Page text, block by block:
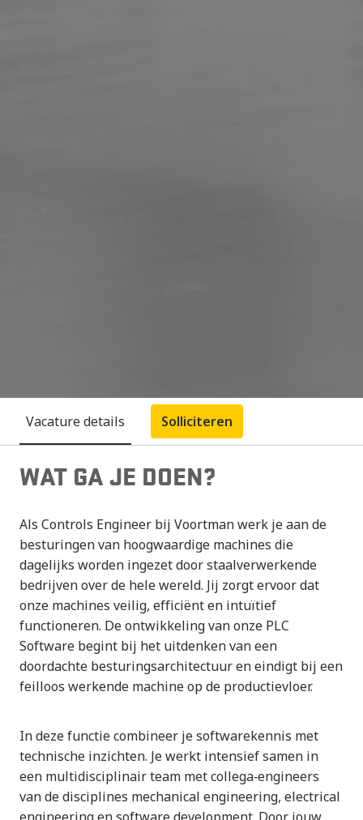
Vacature details Solliciteren
WAT GA JE DOEN?
Als Controls Engineer bij Voortman werk je aan de
besturingen van hoogwaardige machines die
dagelijks worden ingezet door staalverwerkende
bedrijven over de hele wereld. Jij zorgt ervoor dat
onze machines veilig, efficiënt en intuïtief
functioneren. De ontwikkeling van onze PLC
Software begint bij het uitdenken van een
doordachte besturingsarchitectuur en eindigt bij een
feilloos werkende machine op de productievloer.
In deze functie combineer je softwarekennis met
technische inzichten. Je werkt intensief samen in
een multidisciplinair team met collega‑engineers
van de disciplines mechanical engineering, electrical
engineering en software development. Door jouw